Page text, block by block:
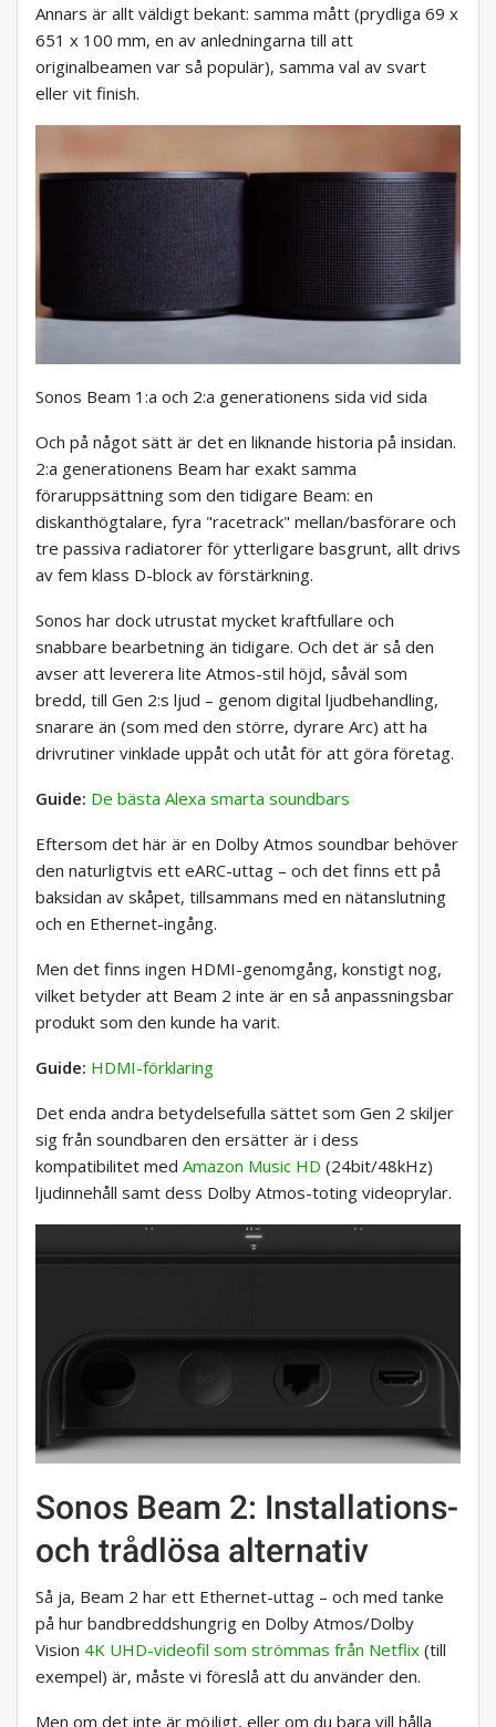
Annars är allt väldigt bekant: samma mått (prydliga 69 x
651 x 100 mm, en av anledningarna till att
originalbeamen var så populär), samma val av svart
eller vit finish.
Sonos Beam 1:a och 2:a generationens sida vid sida
Och på något sätt är det en liknande historia på insidan.
2:a generationens Beam har exakt samma
föraruppsättning som den tidigare Beam: en
diskanthögtalare, fyra "racetrack" mellan/basförare och
tre passiva radiatorer för ytterligare basgrunt, allt drivs
av fem klass D-block av förstärkning.
Sonos har dock utrustat mycket kraftfullare och
snabbare bearbetning än tidigare. Och det är så den
avser att leverera lite Atmos-stil höjd, såväl som
bredd, till Gen 2:s ljud – genom digital ljudbehandling,
snarare än (som med den större, dyrare Arc) att ha
drivrutiner vinklade uppåt och utåt för att göra företag.
Guide: De bästa Alexa smarta soundbars
Eftersom det här är en Dolby Atmos soundbar behöver
den naturligtvis ett eARC-uttag – och det finns ett på
baksidan av skåpet, tillsammans med en nätanslutning
och en Ethernet-ingång.
Men det finns ingen HDMI-genomgång, konstigt nog,
vilket betyder att Beam 2 inte är en så anpassningsbar
produkt som den kunde ha varit.
Guide: HDMI-förklaring
Det enda andra betydelsefulla sättet som Gen 2 skiljer
sig från soundbaren den ersätter är i dess
kompatibilitet med Amazon Music HD (24bit/48kHz)
ljudinnehåll samt dess Dolby Atmos-toting videoprylar.
Sonos Beam 2: Installations-
och trådlösa alternativ
Så ja, Beam 2 har ett Ethernet-uttag – och med tanke
på hur bandbreddshungrig en Dolby Atmos/Dolby
Vision 4K UHD-videofil som strömmas från Netflix (till
exempel) är, måste vi föreslå att du använder den.
Men om det inte är möjligt, eller om du bara vill hålla